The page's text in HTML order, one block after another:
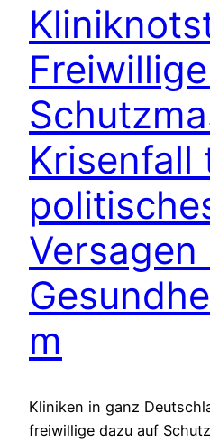
Versagen
m
Kliniken in ganz
freiwillige dazu auf